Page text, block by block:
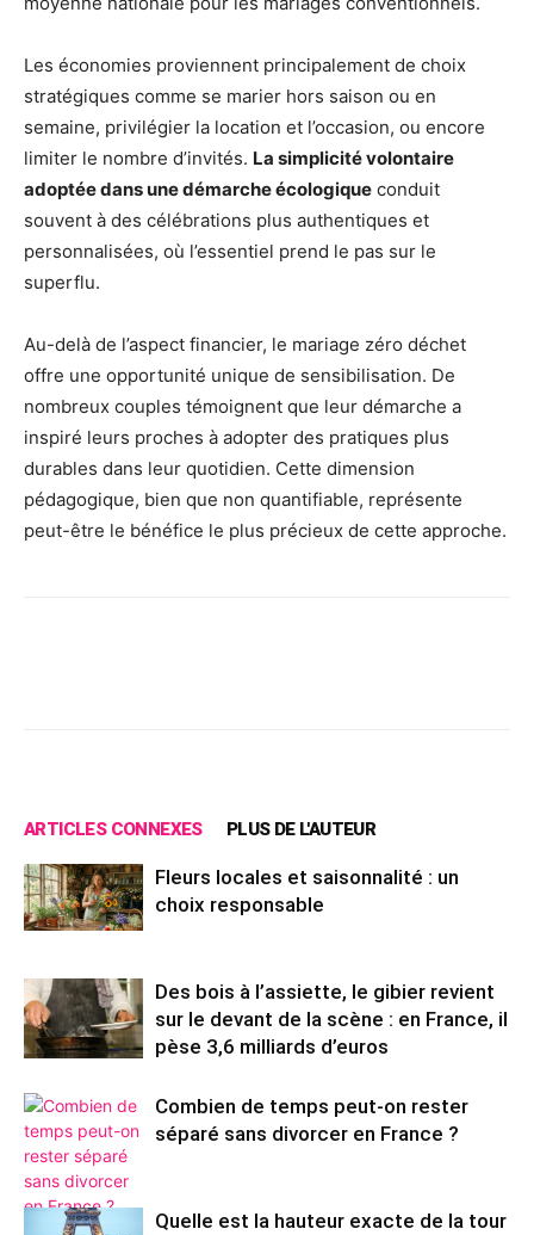
Les économies proviennent principalement de choix
stratégiques comme se marier hors saison ou en
semaine, privilégier la location et l’occasion, ou encore
limiter le nombre d’invités. La simplicité volontaire
adoptée dans une démarche écologique conduit
souvent à des célébrations plus authentiques et
personnalisées, où l’essentiel prend le pas sur le
superflu.
Au-delà de l’aspect financier, le mariage zéro déchet
offre une opportunité unique de sensibilisation. De
nombreux couples témoignent que leur démarche a
inspiré leurs proches à adopter des pratiques plus
durables dans leur quotidien. Cette dimension
pédagogique, bien que non quantifiable, représente
peut-être le bénéfice le plus précieux de cette approche.
ARTICLES CONNEXES PLUS DE L'AUTEUR
Fleurs locales et saisonnalité : un
choix responsable
Des bois à l’assiette, le gibier revient
sur le devant de la scène : en France, il
pèse 3,6 milliards d’euros
Combien de temps peut-on rester
séparé sans divorcer en France ?
Quelle est la hauteur exacte de la tour